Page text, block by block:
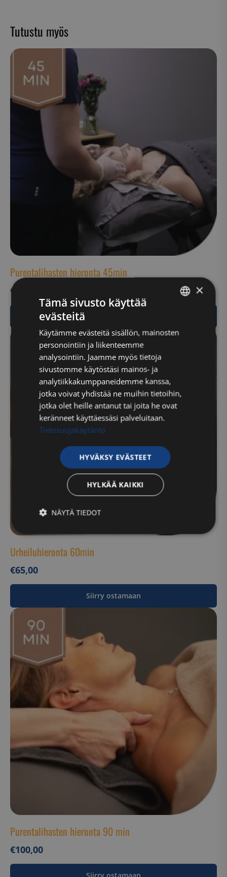
Tutustu myös
Purentalihasten hieronta 45min
€
Urheiluhieronta 60min
€65,00
Siirry ostamaan
Purentalihasten hieronta 90 min
€100,00
ENGLISH
×
Tämä sivusto käyttää
evästeitä
Käytämme evästeitä sisällön, mainosten
personointiin ja liikenteemme
analysointiin. Jaamme myös tietoja
sivustomme käytöstäsi mainos- ja
analytiikkakumppaneidemme kanssa,
jotka voivat yhdistää ne muihin tietoihin,
jotka olet heille antanut tai joita he ovat
keränneet käyttäessäsi palveluitaan.
Tietosuojakäytäntö
HYVÄKSY EVÄSTEET
HYLKÄÄ KAIKKI
NÄYTÄ TIEDOT
Ehdottomasti
Suorituskyvylliset
Kohdentavat Toiminnalliset
Ehdottomasti välttämättömät
Suorituskyvylliset
Luokittelemattomat
Ehdottomasti välttämättömät evästeet
mahdollistavat verkkosivuston perustoiminnot,
kuten käyttäjän kirjautumisen ja tilinhallinnan.
Sivustoa ei voida käyttää oikein ilman ehdottoman
välttämättömiä evästeitä.
Palveluntarjoaja / Verkkotunnus
Cloudflare Inc.
.hs-analytics.net